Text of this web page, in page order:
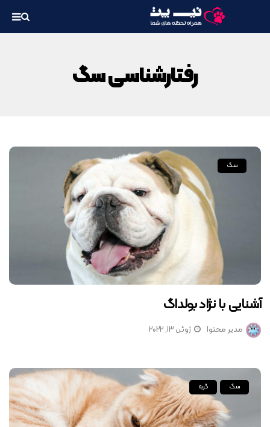
رفتارشناسی سگ
سگ
آشنایی با نژاد بولداگ
مدیر محتوا ژوئن 13, 2022
سگ گربه